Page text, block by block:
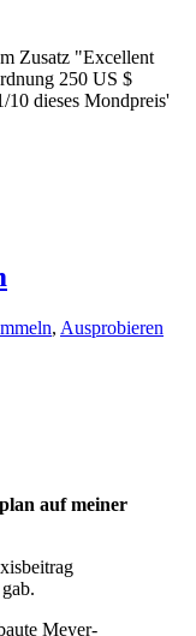
Zusatz "Excellent
250 US $
10 dieses Mondpreis'
, Ausprobieren
auf meiner
gab.
Meyer-